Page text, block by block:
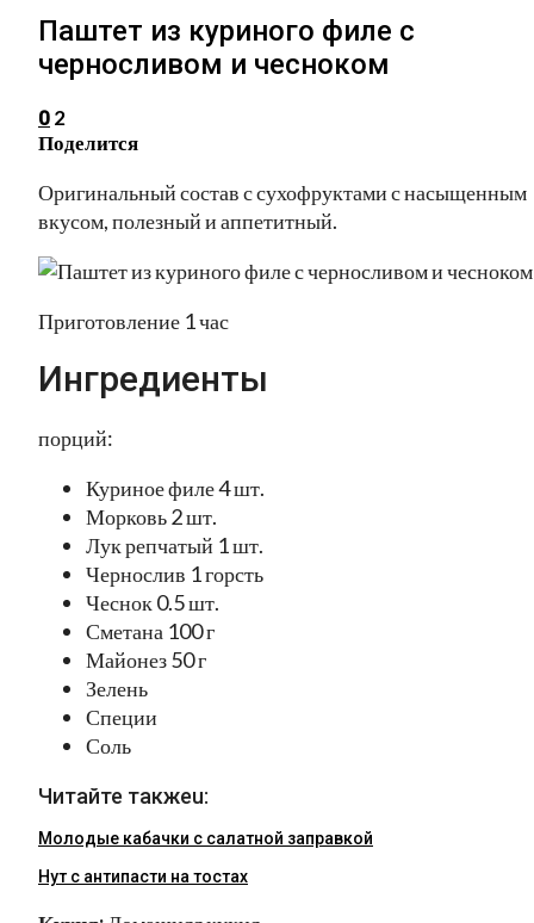
Паштет из куриного филе с
черносливом и чесноком
0 2
Поделится
Оригинальный состав с сухофруктами с насыщенным
вкусом, полезный и аппетитный.
Приготовление 1 час
Ингредиенты
порций:
Куриное филе 4 шт.
Морковь 2 шт.
Лук репчатый 1 шт.
Чернослив 1 горсть
Чеснок 0.5 шт.
Сметана 100 г
Майонез 50 г
Зелень
Специи
Соль
Читайте такжеu:
Молодые кабачки с салатной заправкой
Нут с антипасти на тостах